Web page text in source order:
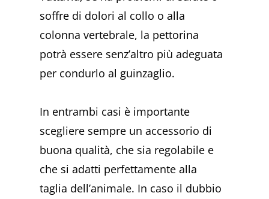
soffre di dolori al collo o alla
colonna vertebrale, la pettorina
potrà essere senz’altro più adeguata
per condurlo al guinzaglio.
In entrambi casi è importante
scegliere sempre un accessorio di
buona qualità, che sia regolabile e
che si adatti perfettamente alla
taglia dell’animale. In caso il dubbio